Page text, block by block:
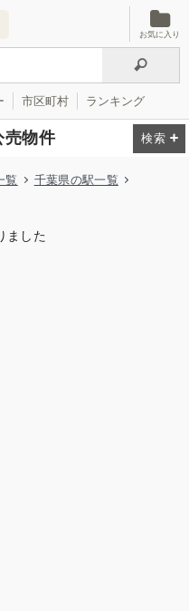
お気に入り
市区町村 ランキング
売物件
覧
千葉県の駅一覧
ました